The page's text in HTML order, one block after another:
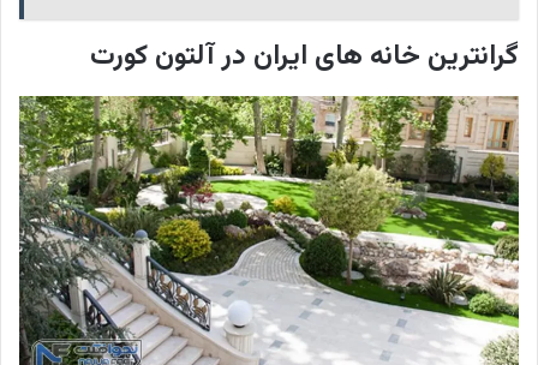
گرانترین خانه های ایران در آلتون کورت